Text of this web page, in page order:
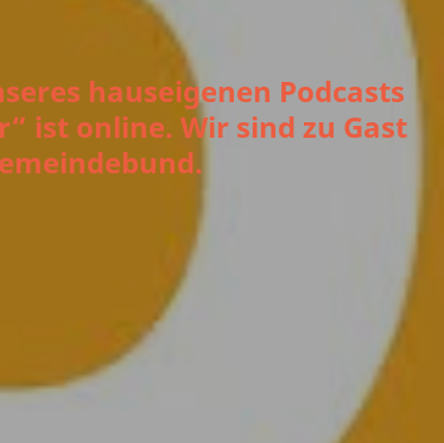
hauseigenen Podcasts
ist online. Wir sind zu Gast